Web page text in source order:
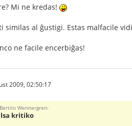
Mi ne kredas!
similas al ĝustigi. Estas malfacile
ne facile encerbiĝas!
2009, 02:50:17
Bertilo Wennergren:
kritiko